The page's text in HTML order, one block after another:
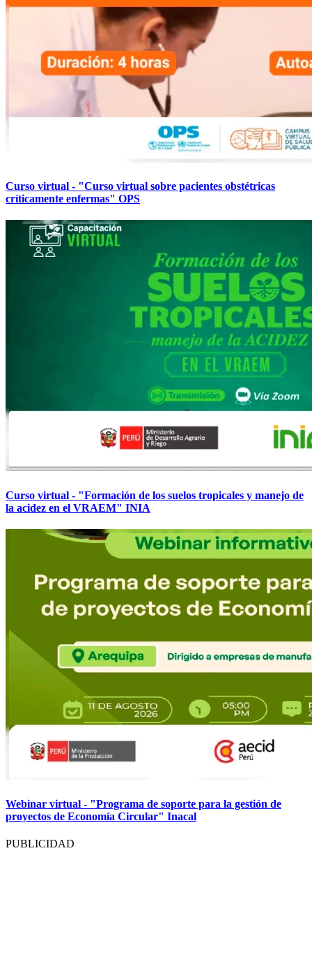
Curso virtual - "Curso virtual sobre pacientes obstétricas
críticamente enfermas" OPS
Curso virtual - "Formación de los suelos tropicales y manejo de
la acidez en el VRAEM" INIA
Webinar virtual - "Programa de soporte para la gestión de
proyectos de Economía Circular" Inacal
PUBLICIDAD